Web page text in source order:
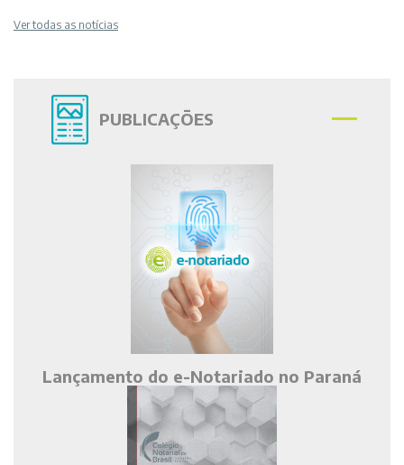
Ver todas as notícias
PUBLICAÇÕES
Lançamento do e-Notariado no Paraná